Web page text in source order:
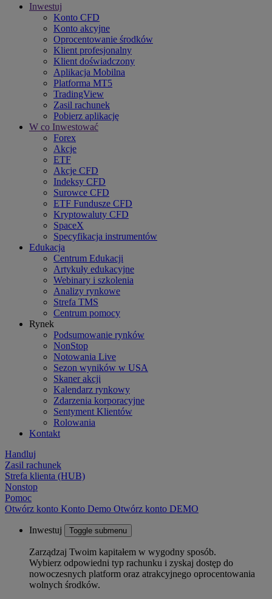
Inwestuj
Konto CFD
Konto akcyjne
Oprocentowanie środków
Klient profesjonalny
Klient doświadczony
Aplikacja Mobilna
Platforma MT5
TradingView
Zasil rachunek
Pobierz aplikację
W co Inwestować
Forex
Akcje
ETF
Akcje CFD
Indeksy CFD
Surowce CFD
ETF Fundusze CFD
Kryptowaluty CFD
SpaceX
Specyfikacja instrumentów
Edukacja
Centrum Edukacji
Artykuły edukacyjne
Webinary i szkolenia
Analizy rynkowe
Strefa TMS
Centrum pomocy
Rynek
Podsumowanie rynków
NonStop
Notowania Live
Sezon wyników w USA
Skaner akcji
Kalendarz rynkowy
Zdarzenia korporacyjne
Sentyment Klientów
Rolowania
Kontakt
Handluj
Zasil rachunek
Strefa klienta (HUB)
Nonstop
Pomoc
Otwórz konto Konto Demo Otwórz konto DEMO
Inwestuj Toggle submenu
Zarządzaj Twoim kapitałem w wygodny sposób.
Wybierz odpowiedni typ rachunku i zyskaj dostęp do
nowoczesnych platform oraz atrakcyjnego oprocentowania
wolnych środków.